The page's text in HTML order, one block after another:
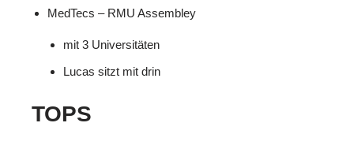
MedTecs – RMU Assembley
mit 3 Universitäten
Lucas sitzt mit drin
TOPS